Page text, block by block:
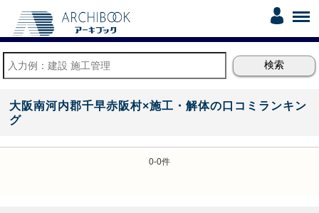
大阪南河内郡千早赤阪村×施工・解体の口コミランキン
グ
0-0件